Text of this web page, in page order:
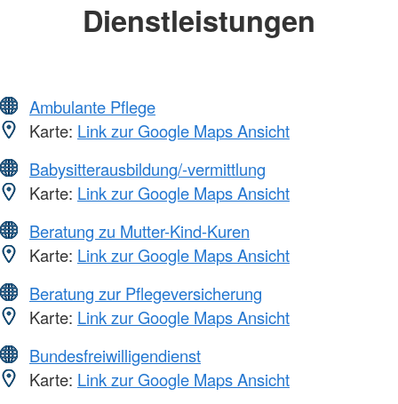
Dienstleistungen
Ambulante Pflege
Karte: Link zur Google Maps Ansicht
Babysitterausbildung/-vermittlung
Karte: Link zur Google Maps Ansicht
Beratung zu Mutter-Kind-Kuren
Karte: Link zur Google Maps Ansicht
Beratung zur Pflegeversicherung
Karte: Link zur Google Maps Ansicht
Bundesfreiwilligendienst
Karte: Link zur Google Maps Ansicht